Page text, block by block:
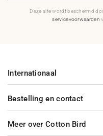
Deze site wordt beschermd
servicevoorwaarden
Bestelling en contact
Meer over Cotton Bird
Internationaal